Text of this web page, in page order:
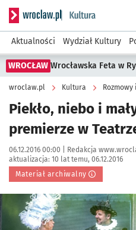
Serwis informacyjny
Aktualności Wydział Kultury
WROCŁAW Wrocławska Feta w
wroclaw.pl Kultura
Piekło, niebo i
premierze w
Data publikacji:
06.12.2016 00:00 | Autor:
Redakcja
aktualizacja: 10 lat temu, 06.12.2016
Materiał archiwalny
Kliknij, aby powiększyć